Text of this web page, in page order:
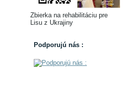
Zbierka na rehabilitáciu pre
Lisu z Ukrajiny
Podporujú nás :